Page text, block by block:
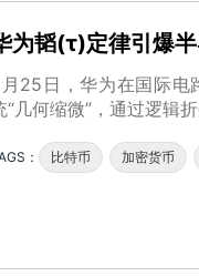
为韬(τ)定律引爆
25日，华为在国际电
“几何缩微”，通过逻辑
： 比特币 加密货币